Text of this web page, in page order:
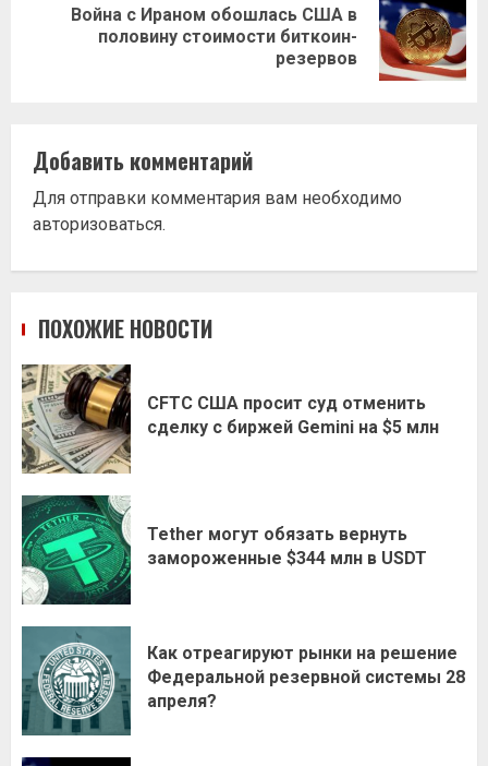
Следующая
Война с Ираном обошлась США в
половину стоимости биткоин-
резервов
Добавить комментарий
Для отправки комментария вам необходимо
авторизоваться.
ПОХОЖИЕ НОВОСТИ
CFTC США просит суд отменить
сделку с биржей Gemini на $5 млн
Tether могут обязать вернуть
замороженные $344 млн в USDT
Как отреагируют рынки на решение
Федеральной резервной системы 28
апреля?